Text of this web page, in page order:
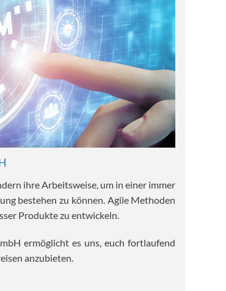
ihre Arbeitsweise, um in einer immer
bestehen zu können. Agile Methoden
Produkte zu entwickeln.
ermöglicht es uns, euch fortlaufend
anzubieten.